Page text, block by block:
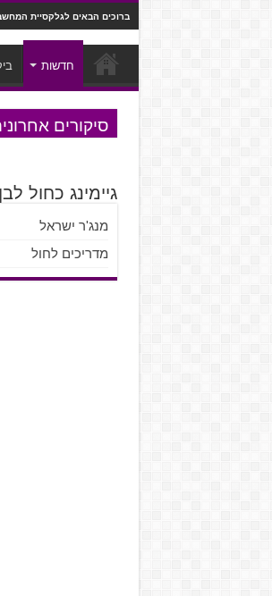
ברוכים הבאים לגלקסיית המחשבים | יום
חדשות
סיקורים
גיימינג כחול לבן
מנג'ר ישראל
מדריכים לחול